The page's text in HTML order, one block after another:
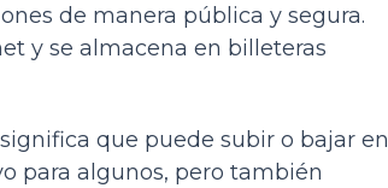
de manera pública y segura.
y se almacena en billeteras
que puede subir o bajar en
para algunos, pero también